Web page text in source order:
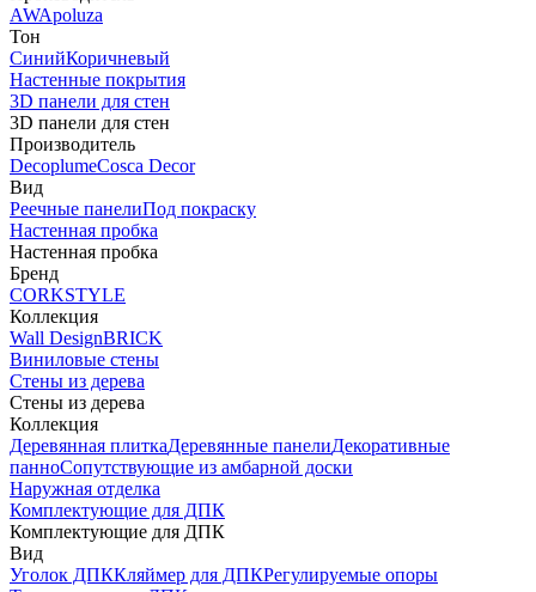
AWApoluza
Тон
СинийКоричневый
Настенные покрытия
3D панели для стен
3D панели для стен
Производитель
DecoplumeCosca Decor
Вид
Реечные панелиПод покраску
Настенная пробка
Настенная пробка
Бренд
CORKSTYLE
Коллекция
Wall DesignBRICK
Виниловые стены
Стены из дерева
Стены из дерева
Коллекция
Деревянная плиткаДеревянные панелиДекоративные
панноСопутствующие из амбарной доски
Наружная отделка
Комплектующие для ДПК
Комплектующие для ДПК
Вид
Уголок ДПККляймер для ДПКРегулируемые опоры